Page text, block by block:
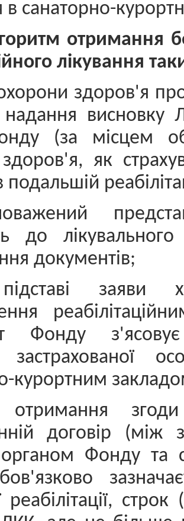
в санаторно-
отримання
лікування
здоров'я
висновку
(за місцем
як
до
документів;
заяви
Фонду
застрахованої
курортним
згоди
договір (між
Фонду та